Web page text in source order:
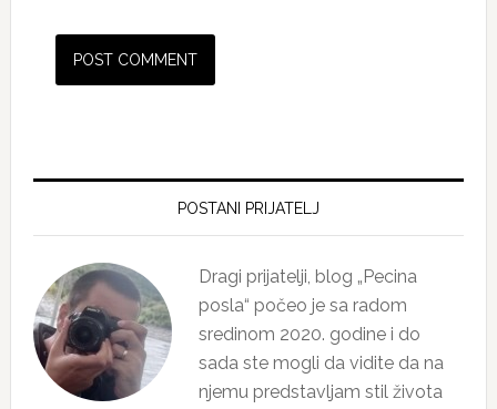
Primary
POSTANI PRIJATELJ
Dragi prijatelji, blog „Pecina
posla“ počeo je sa radom
sredinom 2020. godine i do
sada ste mogli da vidite da na
njemu predstavljam stil života